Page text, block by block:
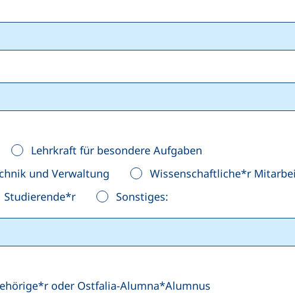
Lehrkraft für besondere Aufgaben
und Verwaltung
Wissenschaftliche*r
Studierende*r Sonstiges:
oder Ostfalia-Alumna*Alumnus